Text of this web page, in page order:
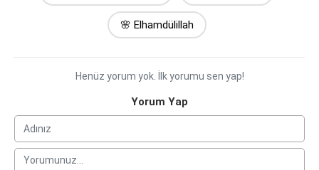
🌸 Elhamdülillah
Henüz yorum yok. İlk yorumu sen yap!
Yorum Yap